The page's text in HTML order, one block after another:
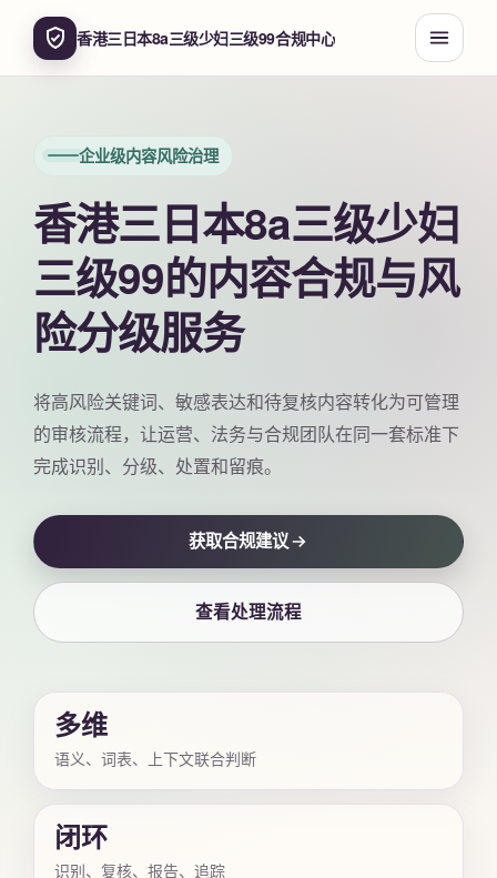
香港三日本8a三级少妇三级99合规中心
企业级内容风险治理
香港三日本8a三级少妇
三级99的内容合规与风
险分级服务
将高风险关键词、敏感表达和待复核内容转化为可管理
的审核流程，让运营、法务与合规团队在同一套标准下
完成识别、分级、处置和留痕。
获取合规建议
查看处理流程
多维
语义、词表、上下文联合判断
闭环
识别、复核、报告、追踪